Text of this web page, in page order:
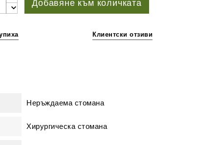
Добавяне към количката
Клиентски отзиви
Неръждаема стомана
Хирургическа стомана